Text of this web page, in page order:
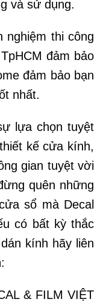
và sử dụng.
nghiệm thi công
đảm bảo
đảm bảo bạn
nhất.
lựa chọn tuyệt
kế cửa kính,
gian tuyệt vời
quên những
sổ mà Decal
có bất kỳ thắc
kính hãy liên
& FILM VIỆT